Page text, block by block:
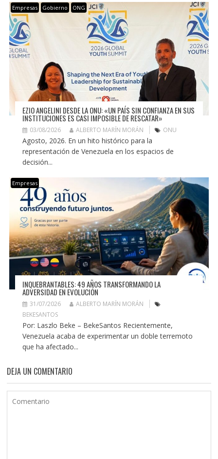
Empresas Gobierno ONG
EZIO ANGELINI DESDE LA ONU: «UN PAÍS SIN CONFIANZA EN SUS
INSTITUCIONES ES CASI IMPOSIBLE DE RESCATAR»
03/08/2026 ALBERTO MARÍN MORÁN ONU
Agosto, 2026. En un hito histórico para la
representación de Venezuela en los espacios de
decisión...
Empresas
INQUEBRANTABLES: 49 AÑOS TRANSFORMANDO LA
ADVERSIDAD EN EVOLUCIÓN
31/07/2026
ALBERTO MARÍN MORÁN
BEKESANTOS
Por: Laszlo Beke – BekeSantos Recientemente,
Venezuela acaba de experimentar un doble terremoto
que ha afectado...
DEJA UN COMENTARIO